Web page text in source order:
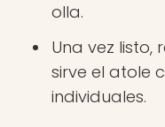
olla.
Una vez
sirve el atole
individuales.